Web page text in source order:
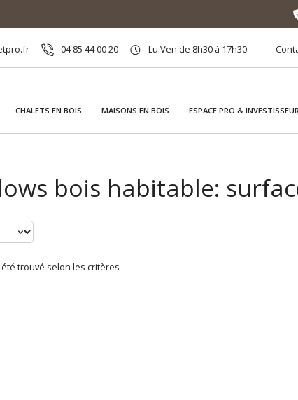
04 85 44 00 20 Lu Ven de 8h30 à 17h30
CHALETS EN BOIS MAISONS EN BOIS ESPACE PRO &
bois habitable:
trouvé selon les critères